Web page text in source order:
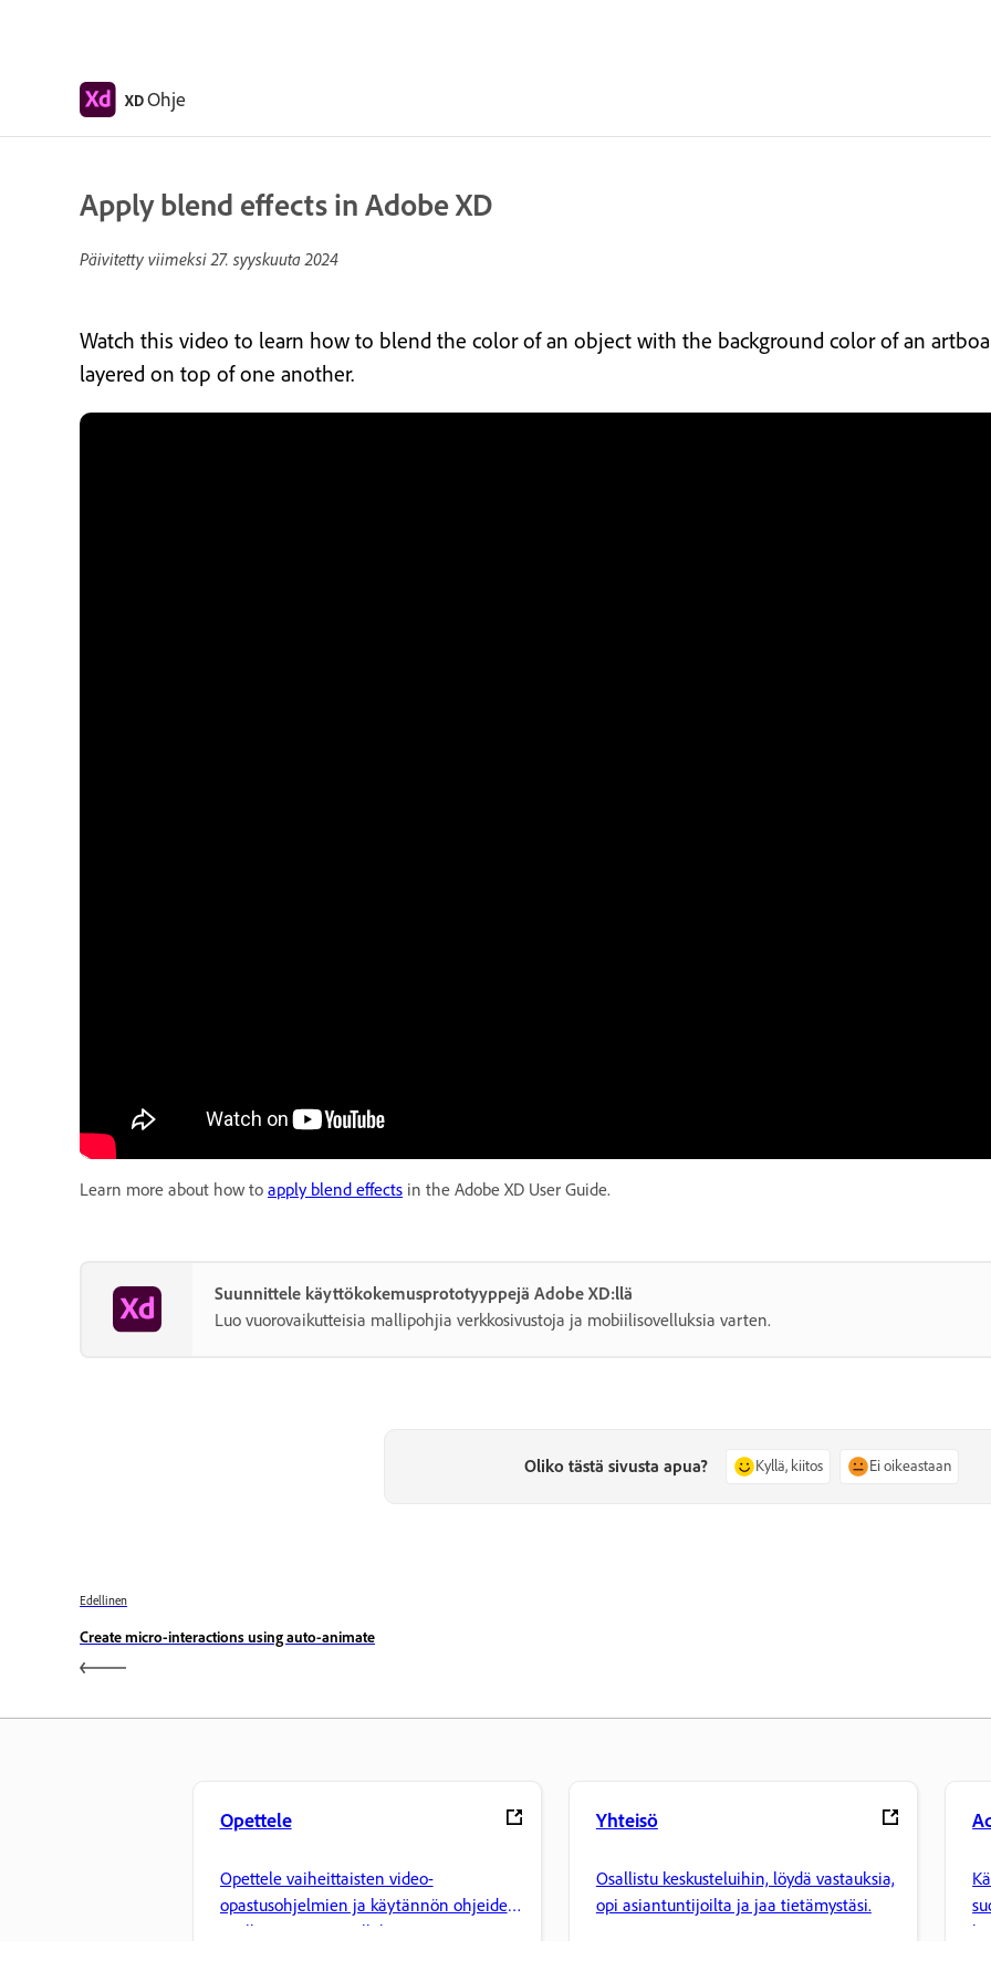
XDOhje
Apply blend effects in Adobe XD
Päivitetty viimeksi27. syyskuuta 2024
Watch this video to learn how to blend the color of an object with the background color of an
layered on top of one another.
Learn more about how to apply blend effects in the Adobe XD User Guide.
Suunnittele käyttökokemusprototyyppejä Adobe XD:llä
Luo vuorovaikutteisia mallipohjia verkkosivustoja ja mobiilisovelluksia varten.
Oliko tästä sivusta apua? Kyllä, kiitos Ei oikeastaan
Edellinen
Create micro-interactions using auto-animate
Opettele
Opettele vaiheittaisten video-
opastusohjelmien ja käytännön ohjeiden
avulla suoraan sovelluksessa.
Yhteisö
Osallistu keskusteluihin, löydä vastauksia,
opi asiantuntijoilta ja jaa tietämystäsi.